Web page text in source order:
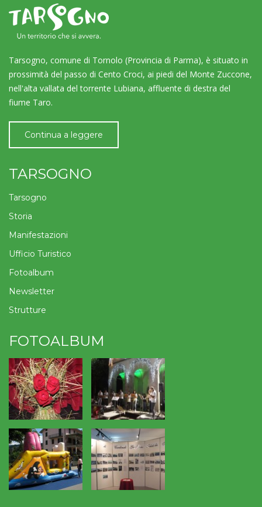
Tarsogno, comune di Tornolo (Provincia di Parma), è situato in
prossimità del passo di Cento Croci, ai piedi del Monte Zuccone,
nell'alta vallata del torrente Lubiana, affluente di destra del
fiume Taro.
Continua a leggere
TARSOGNO
Tarsogno
Storia
Manifestazioni
Ufficio Turistico
Fotoalbum
Newsletter
Strutture
FOTOALBUM